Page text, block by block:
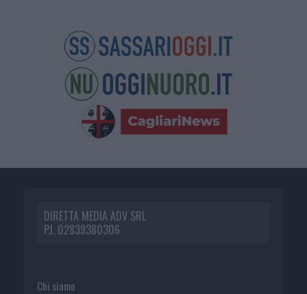
DIRETTA MEDIA ADV SRL
P.I. 02839380306
Chi siamo